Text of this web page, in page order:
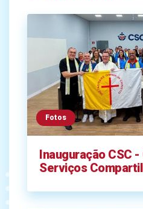
Fotos
Inauguração CSC
Serviços